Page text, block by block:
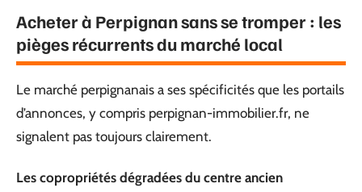
Acheter à Perpignan sans se tromper : les
pièges récurrents du marché local
Le marché perpignanais a ses spécificités que les portails
d’annonces, y compris perpignan-immobilier.fr, ne
signalent pas toujours clairement.
Les copropriétés dégradées du centre ancien